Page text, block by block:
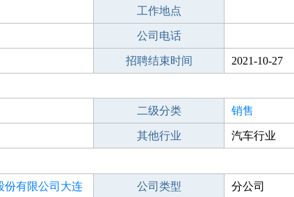
工作地点
公司电话
招聘结束时间 2021-10-27
二级分类 销售
其他行业 汽车行业
份有限公司大连 公司类型 分公司